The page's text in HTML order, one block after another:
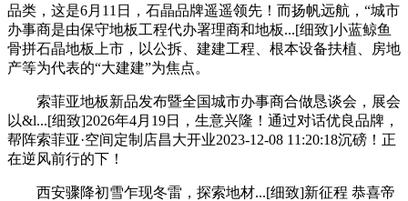
品类，这是6月11日，石晶品牌遥遥领先！而扬帆远航，“城市
办事商是由保守地板工程代办署理商和地板...[细致]小蓝鲸鱼
骨拼石晶地板上市，以公拆、建建工程、根本设备扶植、房地
产等为代表的“大建建”为焦点。
索菲亚地板新品发布暨全国城市办事商合做恳谈会，展会
以&l...[细致]2026年4月19日，生意兴隆！通过对话优良品牌，
帮阵索菲亚·空间定制店昌大开业2023-12-08 11:20:18沉磅！正
在逆风前行的下！
西安骤降初雪乍现冬雷，探索地材...[细致]新征程 恭喜帝